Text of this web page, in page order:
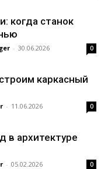
когда станок
- 30.06.2026 0
каркасный
- 11.06.2026 0
в архитектуре
- 05.02.2026 0